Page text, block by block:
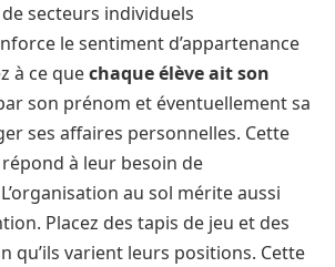
secteurs individuels
le sentiment d’appartenance
à ce quechaque élève ait son
son prénom et éventuellement sa
ses affaires personnelles. Cette
à leur besoin de
au sol mérite aussi
Placez des tapis de jeu et des
qu’ils varient leurs positions. Cette